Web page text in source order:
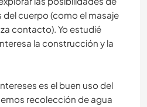
del cuerpo (como el masaje
contacto). Yo estudié
la construcción y la
es el buen uso del
recolección de agua